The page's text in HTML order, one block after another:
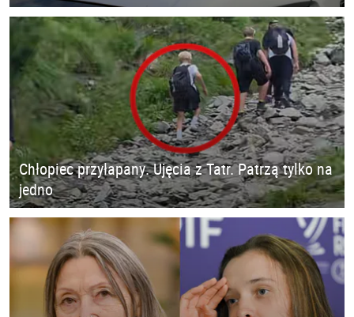
Chłopiec przyłapany. Ujęcia z Tatr. Patrzą tylko na
jedno